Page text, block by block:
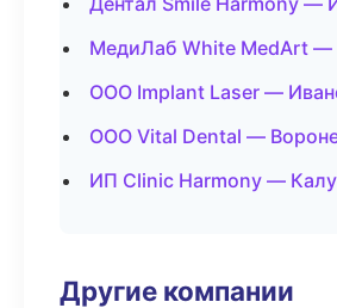
МедиЛаб White MedArt —
ООО Implant Laser —
ООО Vital Dental —
ИП Clinic Harmony —
Другие компании